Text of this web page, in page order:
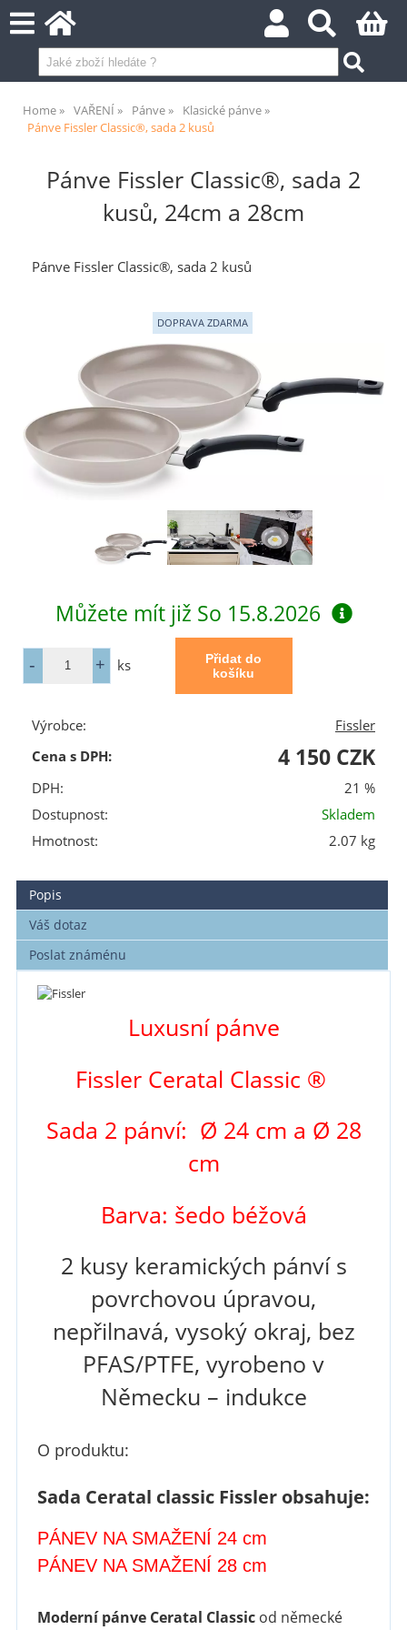
Home VAŘENÍ Pánve
Klasické pánve
Pánve Fissler Classic®, sada 2 kusů
Pánve Fissler Classic®, sada 2
kusů, 24cm a 28cm
Pánve Fissler Classic®, sada 2 kusů
Můžete mít již So 15.8.2026
ks
Výrobce:
Fissler
Cena s DPH:
4 150 CZK
DPH:
21 %
Dostupnost:
Skladem
Hmotnost:
2.07 kg
Popis
Váš dotaz
Poslat známénu
Luxusní pánve
Fissler Ceratal Classic ®
Sada 2 pánví: Ø 24 cm a Ø 28
cm
Barva: šedo béžová
2 kusy keramických pánví s
povrchovou úpravou,
nepřilnavá, vysoký okraj, bez
PFAS/PTFE, vyrobeno v
Německu – indukce
O produktu:
Sada Ceratal classic Fissler obsahuje:
PÁNEVNA SMAŽENÍ 24 cm
PÁNEVNA SMAŽENÍ 28 cm
Moderní pánve Ceratal Classicod německé